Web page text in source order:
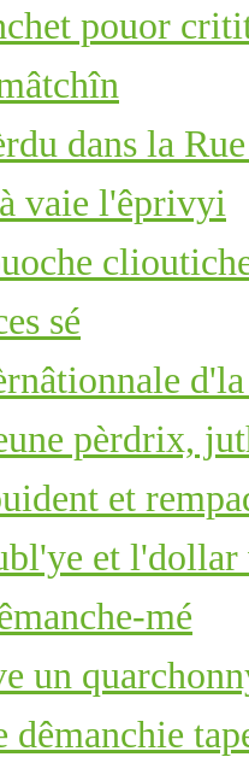
pouor
dans la
vaie l'êprivyi
sé
pèrdrix,
et
et l'dollar
mé
un